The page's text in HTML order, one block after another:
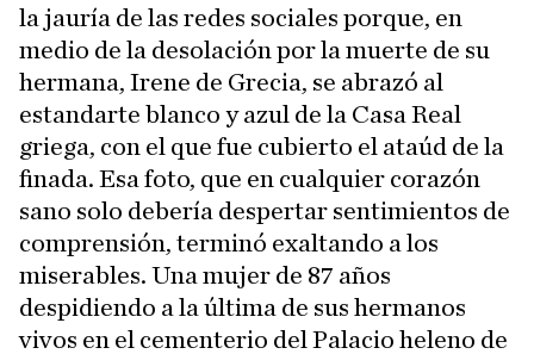
la jauría de las redes sociales porque, en
medio de la desolación por la muerte de su
hermana, Irene de Grecia, se abrazó al
estandarte blanco y azul de la Casa Real
griega, con el que fue cubierto el ataúd de la
finada. Esa foto, que en cualquier corazón
sano solo debería despertar sentimientos de
comprensión, terminó exaltando a los
miserables. Una mujer de 87 años
despidiendo a la última de sus hermanos
vivos en el cementerio del Palacio heleno de